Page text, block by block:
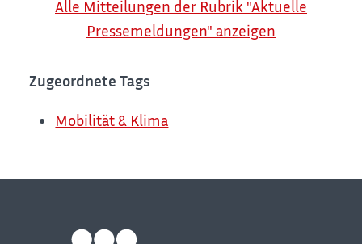
Alle Mitteilungen der Rubrik "Aktuelle
Pressemeldungen" anzeigen
Zugeordnete Tags
Mobilität & Klima